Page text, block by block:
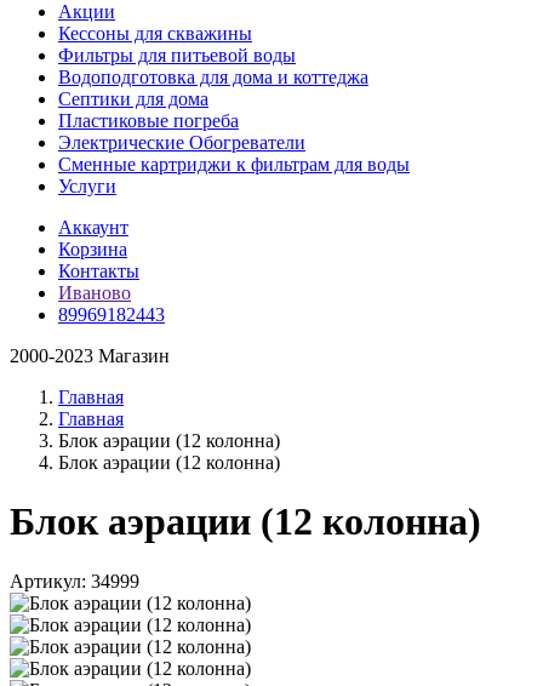
Акции
Кессоны для скважины
Фильтры для питьевой воды
Водоподготовка для дома и коттеджа
Септики для дома
Пластиковые погреба
Электрические Обогреватели
Сменные картриджи к фильтрам для воды
Услуги
Аккаунт
Корзина
Контакты
Иваново
89969182443
2000-2023 Магазин
Главная
Главная
Блок аэрации (12 колонна)
Блок аэрации (12 колонна)
Блок аэрации (12 колонна)
Артикул: 34999